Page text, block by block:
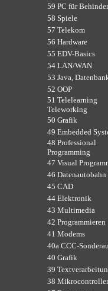
59 PC für
58 Spiele
57 Telekom
56 Hardware
55 EDV-Basics
54 LAN/WAN
53 Java,
52 OOP
51 Telelearning
Teleworking
50 Grafik
49 Embedded
48 Professional
Programming
47 Visual
46 Datenautobahn
45 CAD
44 Elektronik
43 Multimedia
42 Programmieren
41 Modems
40a CCC-
40 Grafik
39
38 Mikrocontroller